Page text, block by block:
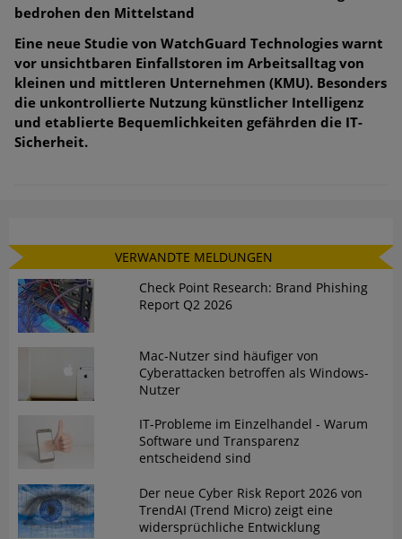
bedrohen den Mittelstand
Eine neue Studie von WatchGuard Technologies warnt
vor unsichtbaren Einfallstoren im Arbeitsalltag von
kleinen und mittleren Unternehmen (KMU). Besonders
die unkontrollierte Nutzung künstlicher Intelligenz
und etablierte Bequemlichkeiten gefährden die IT-
Sicherheit.
VERWANDTE MELDUNGEN
Check Point Research: Brand Phishing
Report Q2 2026
Mac-Nutzer sind häufiger von
Cyberattacken betroffen als Windows-
Nutzer
IT-Probleme im Einzelhandel - Warum
Software und Transparenz
entscheidend sind
Der neue Cyber Risk Report 2026 von
TrendAI (Trend Micro) zeigt eine
widersprüchliche Entwicklung